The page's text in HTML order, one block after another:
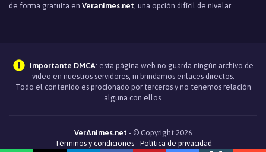
de forma gratuita en Veranimes.net , una opción difícil de nivelar.
Importante DMCA: esta página web no guarda ningún archivo de
video en nuestros servidores, ni brindamos enlaces directos.
Todo el contenido es procionado por terceros y no tenemos relación
alguna con ellos.
VerAnimes.net - © Copyright 2026
Términos y condiciones- Política de privacidad